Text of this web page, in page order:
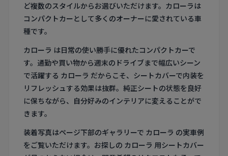
ど複数のスタイルからお選びいただけます。カローラは
コンパクトカーとして多くのオーナーに愛されている車
種です。
カローラ は日常の使い勝手に優れたコンパクトカーで
す。通勤や買い物から週末のドライブまで幅広いシーン
で活躍する カローラ だからこそ、シートカバーで内装を
リフレッシュする効果は抜群。純正シートの状態を良好
に保ちながら、自分好みのインテリアに変えることがで
きます。
装着写真はページ下部のギャラリーで カローラ の実車例
をご覧いただけます。お探しの カローラ 用シートカバー